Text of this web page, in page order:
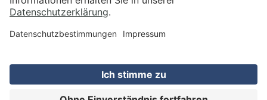
WIRmachenDRUCK GmbH
Illerstraße 15
71522 Backnang